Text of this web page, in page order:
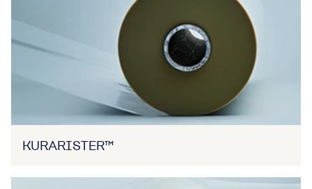
KURARISTER™